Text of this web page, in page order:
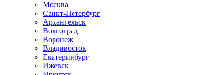
Москва
Санкт-Петербург
Архангельск
Волгоград
Воронеж
Владивосток
Екатеринбург
Ижевск